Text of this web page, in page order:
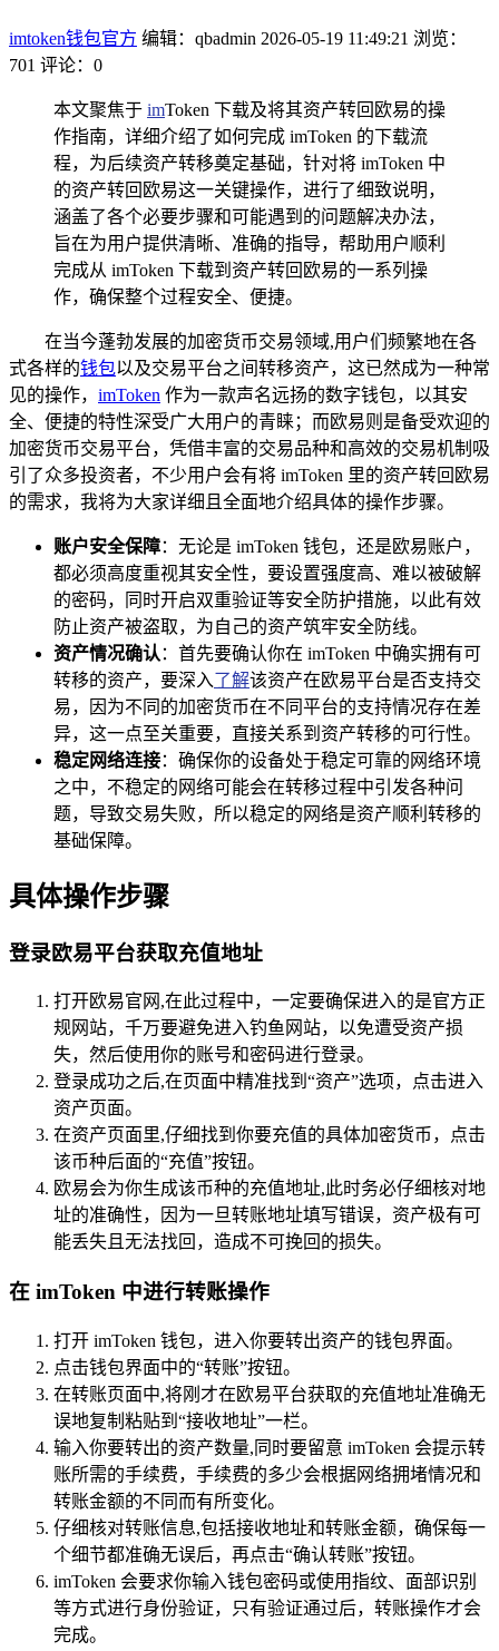
imtoken钱包官方 编辑：qbadmin 2026-05-19 11:49:21 浏览：
701 评论：0
本文聚焦于 imToken 下载及将其资产转回欧易的操
作指南，详细介绍了如何完成 imToken 的下载流
程，为后续资产转移奠定基础，针对将 imToken 中
的资产转回欧易这一关键操作，进行了细致说明，
涵盖了各个必要步骤和可能遇到的问题解决办法，
旨在为用户提供清晰、准确的指导，帮助用户顺利
完成从 imToken 下载到资产转回欧易的一系列操
作，确保整个过程安全、便捷。
在当今蓬勃发展的加密货币交易领域,用户们频繁地在各
式各样的钱包以及交易平台之间转移资产，这已然成为一种常
见的操作， imToken 作为一款声名远扬的数字钱包，以其安
全、便捷的特性深受广大用户的青睐；而欧易则是备受欢迎的
加密货币交易平台，凭借丰富的交易品种和高效的交易机制吸
引了众多投资者，不少用户会有将 imToken 里的资产转回欧易
的需求，我将为大家详细且全面地介绍具体的操作步骤。
账户安全保障：无论是 imToken 钱包，还是欧易账户，
都必须高度重视其安全性，要设置强度高、难以被破解
的密码，同时开启双重验证等安全防护措施，以此有效
防止资产被盗取，为自己的资产筑牢安全防线。
资产情况确认 ：首先要确认你在 imToken 中确实拥有可
转移的资产，要深入了解该资产在欧易平台是否支持交
易，因为不同的加密货币在不同平台的支持情况存在差
异，这一点至关重要，直接关系到资产转移的可行性。
稳定网络连接：确保你的设备处于稳定可靠的网络环境
之中，不稳定的网络可能会在转移过程中引发各种问
题，导致交易失败，所以稳定的网络是资产顺利转移的
基础保障。
具体操作步骤
登录欧易平台获取充值地址
打开欧易官网,在此过程中，一定要确保进入的是官方正
规网站，千万要避免进入钓鱼网站，以免遭受资产损
失，然后使用你的账号和密码进行登录。
登录成功之后,在页面中精准找到“资产”选项，点击进入
资产页面。
在资产页面里,仔细找到你要充值的具体加密货币，点击
该币种后面的“充值”按钮。
欧易会为你生成该币种的充值地址,此时务必仔细核对地
址的准确性，因为一旦转账地址填写错误，资产极有可
能丢失且无法找回，造成不可挽回的损失。
在 imToken 中进行转账操作
打开 imToken 钱包，进入你要转出资产的钱包界面。
点击钱包界面中的“转账”按钮。
在转账页面中,将刚才在欧易平台获取的充值地址准确无
误地复制粘贴到“接收地址”一栏。
输入你要转出的资产数量,同时要留意 imToken 会提示转
账所需的手续费，手续费的多少会根据网络拥堵情况和
转账金额的不同而有所变化。
仔细核对转账信息,包括接收地址和转账金额，确保每一
个细节都准确无误后，再点击“确认转账”按钮。
imToken 会要求你输入钱包密码或使用指纹、面部识别
等方式进行身份验证，只有验证通过后，转账操作才会
完成。